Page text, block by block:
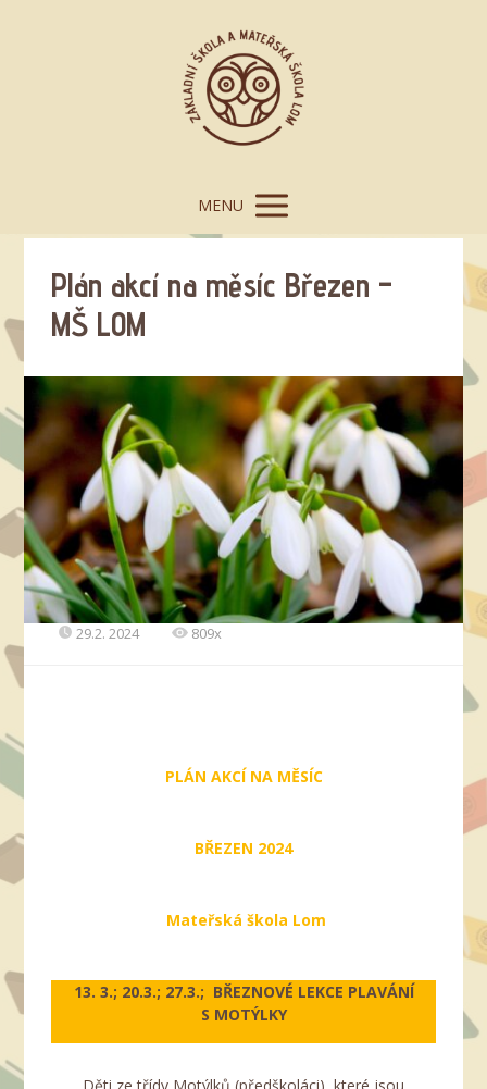
MENU
Plán akcí na měsíc Březen –
MŠ LOM
29.2. 2024 809x
PLÁN AKCÍ NA MĚSÍC
BŘEZEN 2024
Mateřská škola Lom
13. 3.; 20.3.; 27.3.; BŘEZNOVÉ LEKCE PLAVÁNÍ
S MOTÝLKY